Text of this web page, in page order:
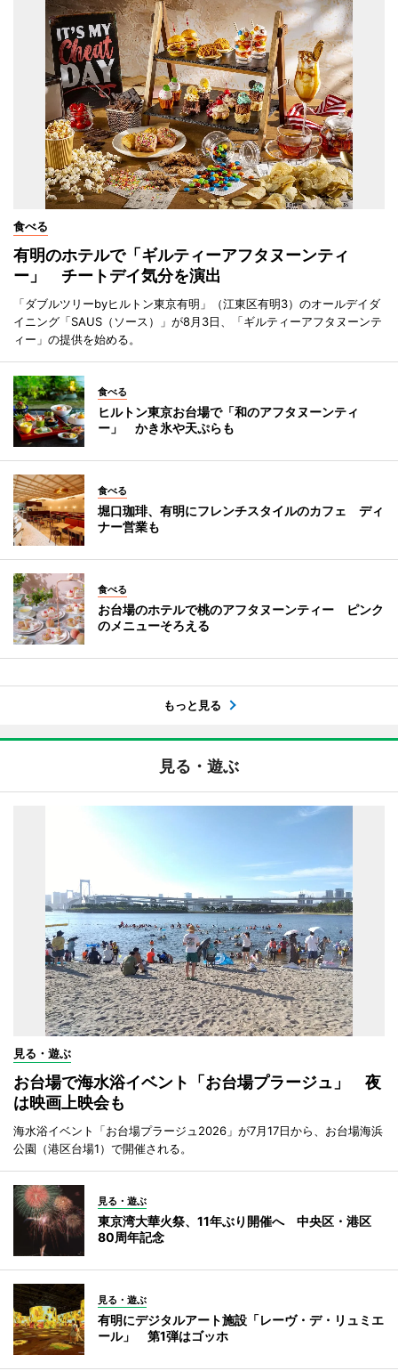
食べる
有明のホテルで「ギルティーアフタヌーンティ
ー」 チートデイ気分を演出
「ダブルツリーbyヒルトン東京有明」（江東区有明3）のオールデイダ
イニング「SAUS（ソース）」が8月3日、「ギルティーアフタヌーンテ
ィー」の提供を始める。
食べる
ヒルトン東京お台場で「和のアフタヌーンティ
ー」 かき氷や天ぷらも
食べる
堀口珈琲、有明にフレンチスタイルのカフェ ディ
ナー営業も
食べる
お台場のホテルで桃のアフタヌーンティー ピンク
のメニューそろえる
もっと見る
見る・遊ぶ
見る・遊ぶ
お台場で海水浴イベント「お台場プラージュ」 夜
は映画上映会も
海水浴イベント「お台場プラージュ2026」が7月17日から、お台場海浜
公園（港区台場1）で開催される。
見る・遊ぶ
東京湾大華火祭、11年ぶり開催へ 中央区・港区
80周年記念
見る・遊ぶ
有明にデジタルアート施設「レーヴ・デ・リュミエ
ール」 第1弾はゴッホ